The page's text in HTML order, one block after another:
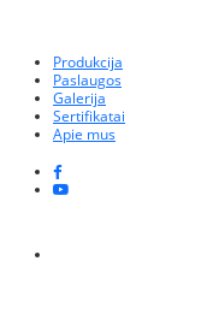
Produkcija
Paslaugos
Galerija
Sertifikatai
Apie mus